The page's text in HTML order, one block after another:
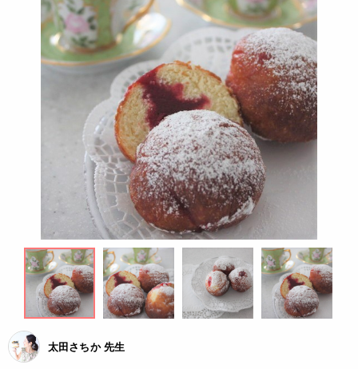
太田さちか 先生